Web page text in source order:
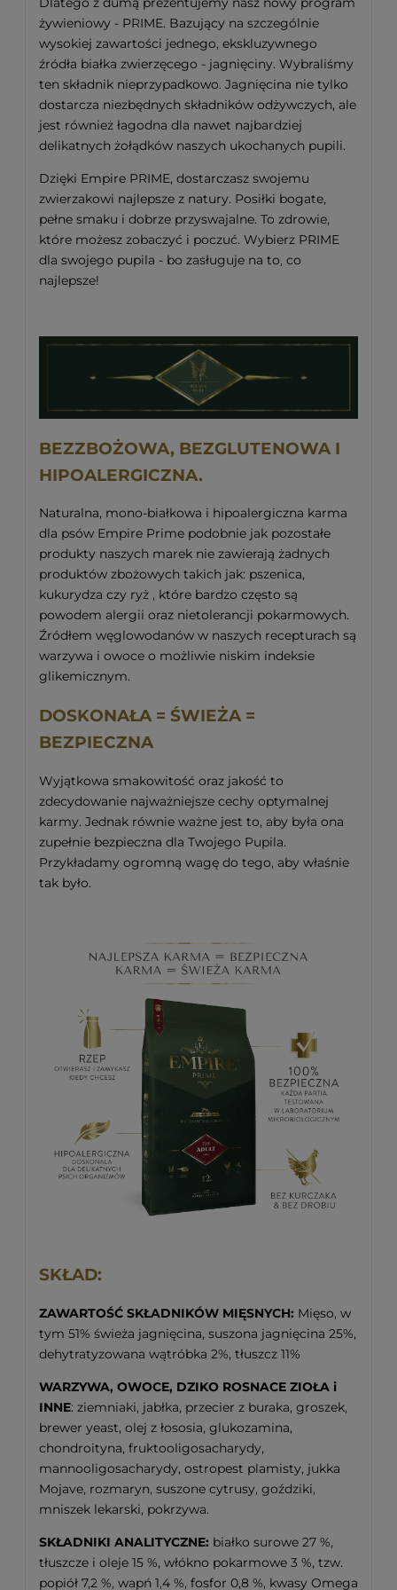
żywieniowy - PRIME. Bazujący na szczególnie
wysokiej zawartości jednego, ekskluzywnego
źródła białka zwierzęcego - jagnięciny. Wybraliśmy
ten składnik nieprzypadkowo. Jagnięcina nie tylko
dostarcza niezbędnych składników odżywczych, ale
jest również łagodna dla nawet najbardziej
delikatnych żołądków naszych ukochanych pupili.
Dzięki Empire PRIME, dostarczasz swojemu
zwierzakowi najlepsze z natury. Posiłki bogate,
pełne smaku i dobrze przyswajalne. To zdrowie,
które możesz zobaczyć i poczuć. Wybierz PRIME
dla swojego pupila - bo zasługuje na to, co
najlepsze!
BEZZBOŻOWA, BEZGLUTENOWA I
HIPOALERGICZNA.
Naturalna, mono-białkowa i hipoalergiczna karma
dla psów Empire Prime podobnie jak pozostałe
produkty naszych marek nie zawierają żadnych
produktów zbożowych takich jak: pszenica,
kukurydza czy ryż , które bardzo często są
powodem alergii oraz nietolerancji pokarmowych.
Źródłem węglowodanów w naszych recepturach są
warzywa i owoce o możliwie niskim indeksie
glikemicznym.
DOSKONAŁA = ŚWIEŻA =
BEZPIECZNA
Wyjątkowa smakowitość oraz jakość to
zdecydowanie najważniejsze cechy optymalnej
karmy. Jednak równie ważne jest to, aby była ona
zupełnie bezpieczna dla Twojego Pupila.
Przykładamy ogromną wagę do tego, aby właśnie
tak było.
SKŁAD:
ZAWARTOŚĆ SKŁADNIKÓW MIĘSNYCH: Mięso, w
tym 51% świeża jagnięcina, suszona jagnięcina 25%,
dehytratyzowana wątróbka 2%, tłuszcz 11%
WARZYWA, OWOCE, DZIKO ROSNACE ZIOŁA i
INNE: ziemniaki, jabłka, przecier z buraka, groszek,
brewer yeast, olej z łososia, glukozamina,
chondroityna, fruktooligosacharydy,
mannooligosacharydy, ostropest plamisty, jukka
Mojave, rozmaryn, suszone cytrusy, goździki,
mniszek lekarski, pokrzywa.
SKŁADNIKI ANALITYCZNE: białko surowe 27 %,
tłuszcze i oleje 15 %, włókno pokarmowe 3 %, tzw.
popiół 7,2 %, wapń 1,4 %, fosfor 0,8 %, kwasy Omega